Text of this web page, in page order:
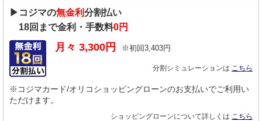
▶コジマの無金利分割払い
18回まで金利・手数料0円
月々 3,300 円 ※初回3,403円
分割シミュレーションは こちら
※コジマカード/オリコショッピングローンのお支払いでご利用い
ただけます。
ショッピングローンについて詳しくは こちら